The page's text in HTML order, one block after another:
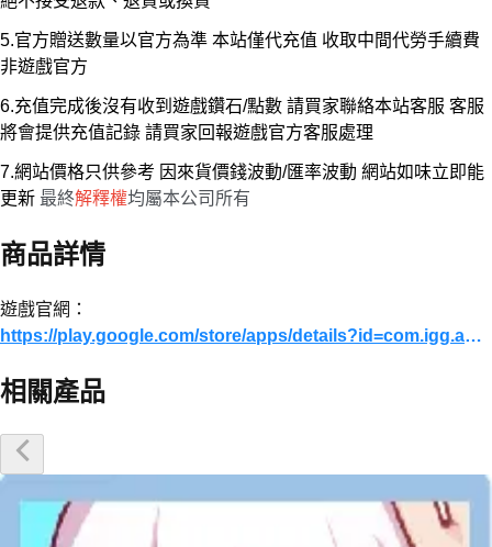
5.官方贈送數量以官方為準 本站僅代充值 收取中間代勞手續費
非遊戲官方
6.充值完成後沒有收到遊戲鑽石/點數 請買家聯絡本站客服 客服
將會提供充值記錄 請買家回報遊戲官方客服處理
7.網站價格只供參考 因來貨價錢波動/匯率波動 網站如味立即能
更新 最終解釋權均屬本公司所有
商品詳情
遊戲官網：
https://play.google.com/store/apps/details?id=com.igg.android.mafiamobile&hl=zh_HK
相關產品